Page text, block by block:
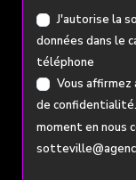
J'autorise la
données dans le
téléphone
Vous affirmez
de confidentialité
moment en nous